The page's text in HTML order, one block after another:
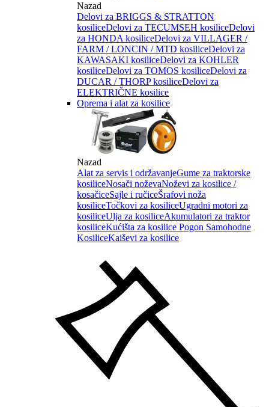
Nazad
Delovi za BRIGGS & STRATTON
kosiliceDelovi za TECUMSEH kosiliceDelovi
za HONDA kosiliceDelovi za VILLAGER /
FARM / LONCIN / MTD kosiliceDelovi za
KAWASAKI kosiliceDelovi za KOHLER
kosiliceDelovi za TOMOS kosiliceDelovi za
DUCAR / THORP kosiliceDelovi za
ELEKTRIČNE kosilice
Oprema i alat za kosilice
Nazad
Alat za servis i održavanjeGume za traktorske
kosiliceNosači noževaNoževi za kosilice /
kosačiceSajle i ručiceŠrafovi noža
kosiliceTočkovi za kosiliceUgradni motori za
kosiliceUlja za kosiliceAkumulatori za traktor
kosiliceKućišta za kosilice Pogon Samohodne
KosiliceKaiševi za kosilice